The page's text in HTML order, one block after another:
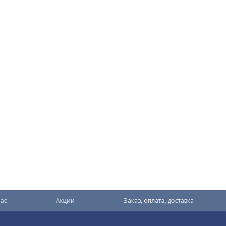
Акции Заказ, оплата, доставка